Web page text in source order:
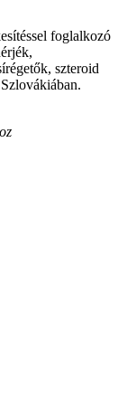
foglalkozó
szteroid